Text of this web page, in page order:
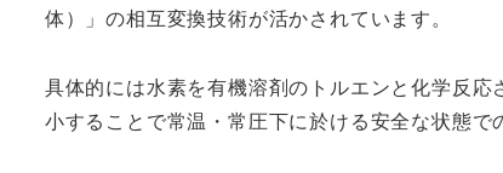
体）」の相互変換技術が活かされています。
具体的には水素を有機溶剤のトルエンと化学反
小することで常温・常圧下に於ける安全な状態で